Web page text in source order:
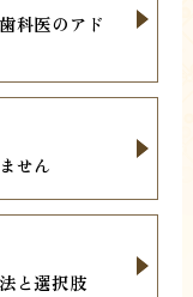
科医のアド
せん
と選択肢